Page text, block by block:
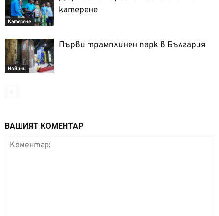
Катерене
катерене
Новини
Първи трамплинен парк в България
ВАШИЯТ КОМЕНТАР